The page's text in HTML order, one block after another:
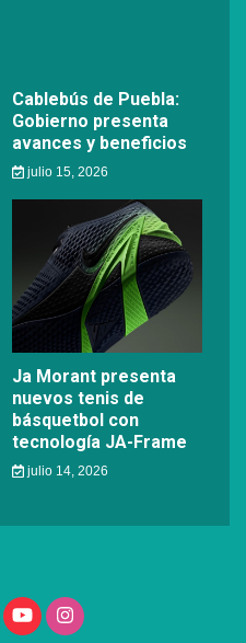
Cablebús de Puebla:
Gobierno presenta
avances y beneficios
julio 15, 2026
Ja Morant presenta
nuevos tenis de
básquetbol con
tecnología JA-Frame
julio 14, 2026